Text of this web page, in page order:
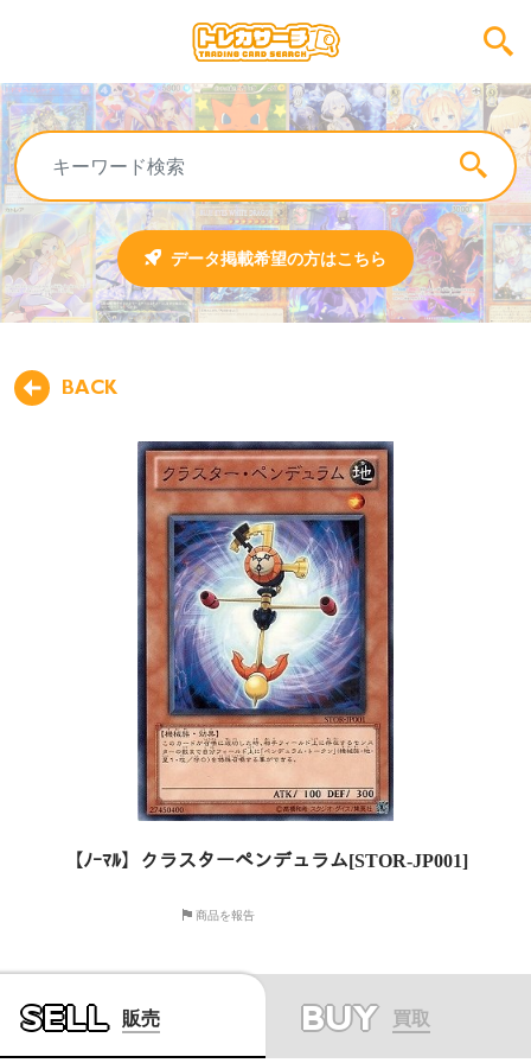
データ掲載希望の方はこちら
BACK
【ﾉｰﾏﾙ】クラスターペンデュラム[STOR-JP001]
商品を報告
SELL 販売 BUY 買取